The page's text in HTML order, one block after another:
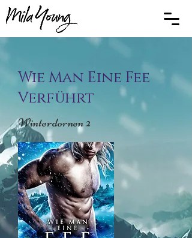
Wie Man Eine Fee
Verführt
Winterdornen 2